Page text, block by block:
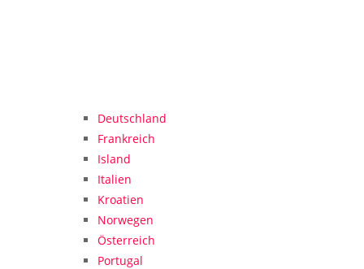
Deutschland
Frankreich
Island
Italien
Kroatien
Norwegen
Österreich
Portugal